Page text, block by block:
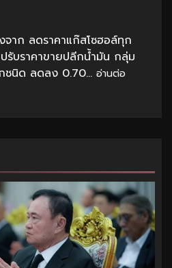
จาก ลดราคาแก๊สโซฮอล์ทุก
บราคาขายปลีกน้ำมัน กลุ่ม
ชนิด ลดลง 0.70... อ่านต่อ